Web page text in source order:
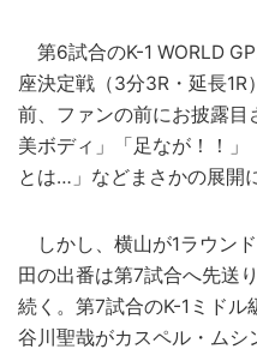
第6試合のK-1 WORLD
座決定戦（3分3R・延長
前、ファンの前にお披露目
美ボディ」「足なが！！
とは…」などまさかの展開
しかし、横山が1ラウン
田の出番は第7試合へ先送
続く。第7試合のK-1ミドル
谷川聖哉がカスペル・ムシ